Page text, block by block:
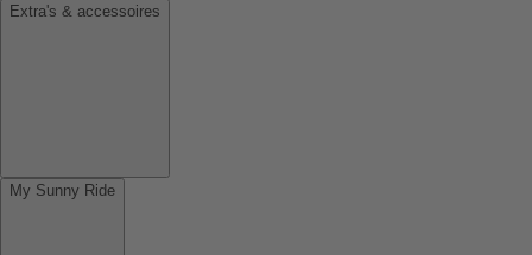
Extra's & accessoires
My Sunny Ride